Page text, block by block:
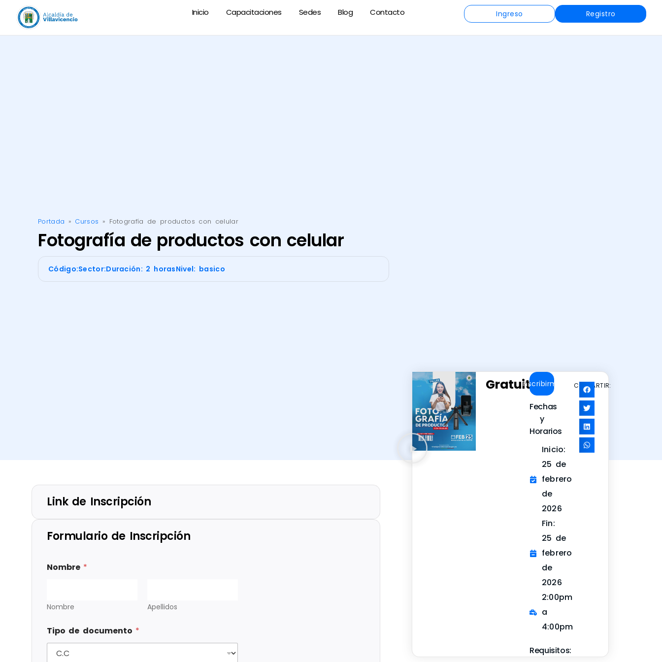
Inicio Capacitaciones Sedes Blog Contacto Ingreso Registro
Portada » Cursos » Fotografía de productos con celular
Fotografía de productos con celular
Código:Sector:Duración: 2 horasNivel: basico
Link de Inscripción
Formulario de Inscripción
Nombre *
Nombre Apellidos
Tipo de documento *
GratuitoInscribirme
Fechas
y
Horarios
Inicio:
25 de
febrero
de
2026
Fin:
25 de
febrero
de
2026
2:00pm
a
4:00pm
Requisitos:
COMPARTIR: